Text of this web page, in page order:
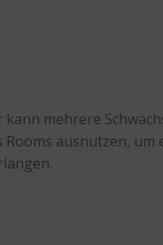
mehrere
ausnutzen,